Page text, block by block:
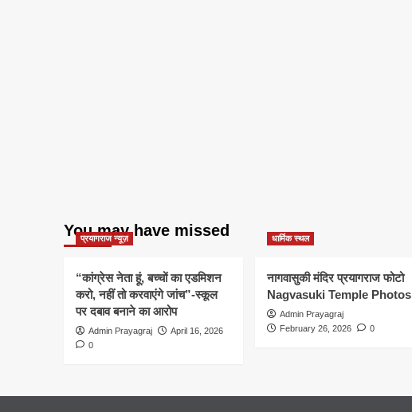
You may have missed
प्रयागराज न्यूज़
“कांग्रेस नेता हूं, बच्चों का एडमिशन
करो, नहीं तो करवाएंगे जांच”-स्कूल
पर दबाव बनाने का आरोप
Admin Prayagraj
April 16, 2026
0
धार्मिक स्थल
नागवासुकी मंदिर प्रयागराज फोटो
Nagvasuki Temple Photos
Admin Prayagraj
February 26, 2026
0